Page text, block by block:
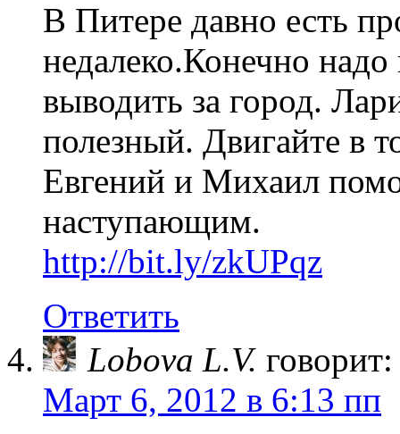
В Питере давно есть
недалеко.Конечно
выводить за город.
полезный. Двигайте в
Евгений и Михаил
наступающим.
http://bit.ly/zkUPqz
Ответить
Lobova L.V. говорит:
Март 6, 2012 в 6:13 пп